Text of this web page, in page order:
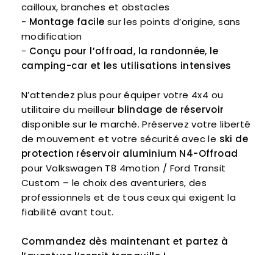
cailloux, branches et obstacles
- Montage facile sur les points d’origine, sans
modification
- Conçu pour l’offroad, la randonnée, le
camping-car et les utilisations intensives
N’attendez plus pour équiper votre 4x4 ou
utilitaire du meilleur blindage de réservoir
disponible sur le marché. Préservez votre liberté
de mouvement et votre sécurité avec le ski de
protection réservoir aluminium N4-Offroad
pour Volkswagen T8 4motion / Ford Transit
Custom – le choix des aventuriers, des
professionnels et de tous ceux qui exigent la
fiabilité avant tout.
Commandez dès maintenant et partez à